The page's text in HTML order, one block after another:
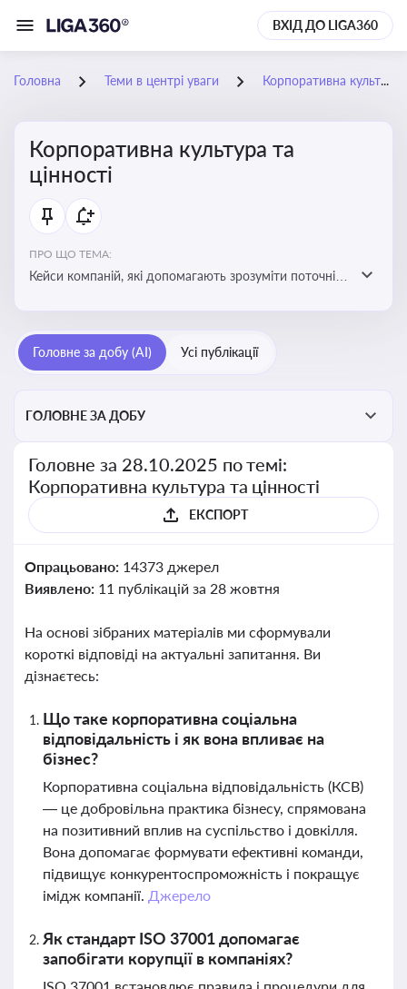
ВХІД ДО LIGA360
Головна Теми в центрі уваги Корпоративна культура та цінності
Корпоративна культура та
цінності
ПРО ЩО ТЕМА:
Кейси компаній, які допомагають зрозуміти поточні
бізнес-середовища
Головне за добу (AI) Усі публікації
ГОЛОВНЕ ЗА ДОБУ
Головне за 28.10.2025 по темі:
Корпоративна культура та цінності
ЕКСПОРТ
Опрацьовано: 14373 джерел
Виявлено: 11 публікацій за 28 жовтня
На основі зібраних матеріалів ми сформували
короткі відповіді на актуальні запитання. Ви
дізнаєтесь:
Що таке корпоративна соціальна
відповідальність і як вона впливає на
бізнес?
Корпоративна соціальна відповідальність (КСВ)
— це добровільна практика бізнесу, спрямована
на позитивний вплив на суспільство і довкілля.
Вона допомагає формувати ефективні команди,
підвищує конкурентоспроможність і покращує
імідж компанії. Джерело
Як стандарт ISO 37001 допомагає
запобігати корупції в компаніях?